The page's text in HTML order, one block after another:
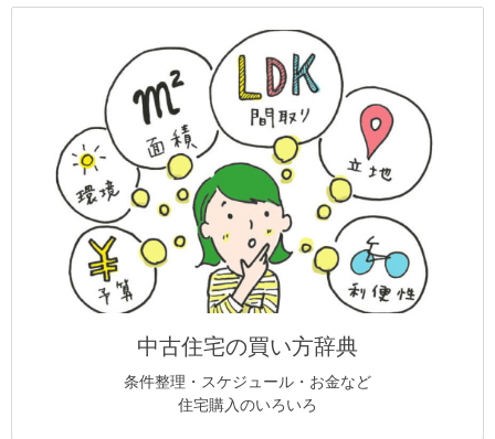
中古住宅の買い方辞典
条件整理・スケジュール・お金など
住宅購入のいろいろ